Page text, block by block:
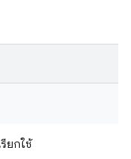
ยกใช้